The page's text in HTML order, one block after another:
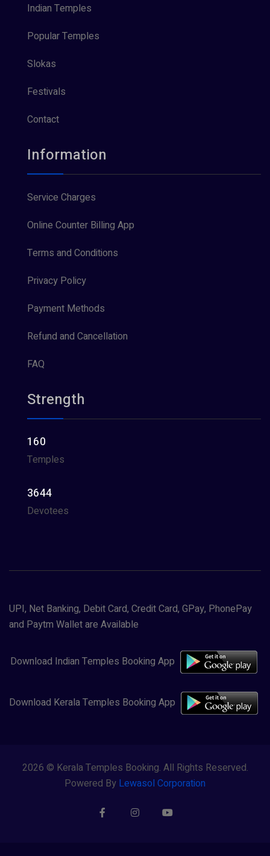
Indian Temples
Popular Temples
Slokas
Festivals
Contact
Information
Service Charges
Online Counter Billing App
Terms and Conditions
Privacy Policy
Payment Methods
Refund and Cancellation
FAQ
Strength
160
Temples
3644
Devotees
UPI, Net Banking, Debit Card, Credit Card, GPay, PhonePay
and Paytm Wallet are Available
Download Indian Temples Booking App
Download Kerala Temples Booking App
2026 © Kerala Temples Booking. All Rights Reserved.
Powered By Lewasol Corporation